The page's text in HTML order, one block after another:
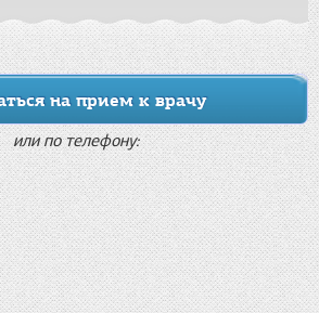
на прием к врачу
или по телефону: